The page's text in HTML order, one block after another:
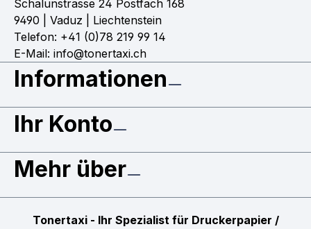
Schalunstrasse 24 Postfach 168
9490 | Vaduz | Liechtenstein
Telefon: +41 (0)78 219 99 14
E-Mail: info@tonertaxi.ch
Informationen
Ihr Konto
Mehr über
Tonertaxi - Ihr Spezialist für Druckerpapier /